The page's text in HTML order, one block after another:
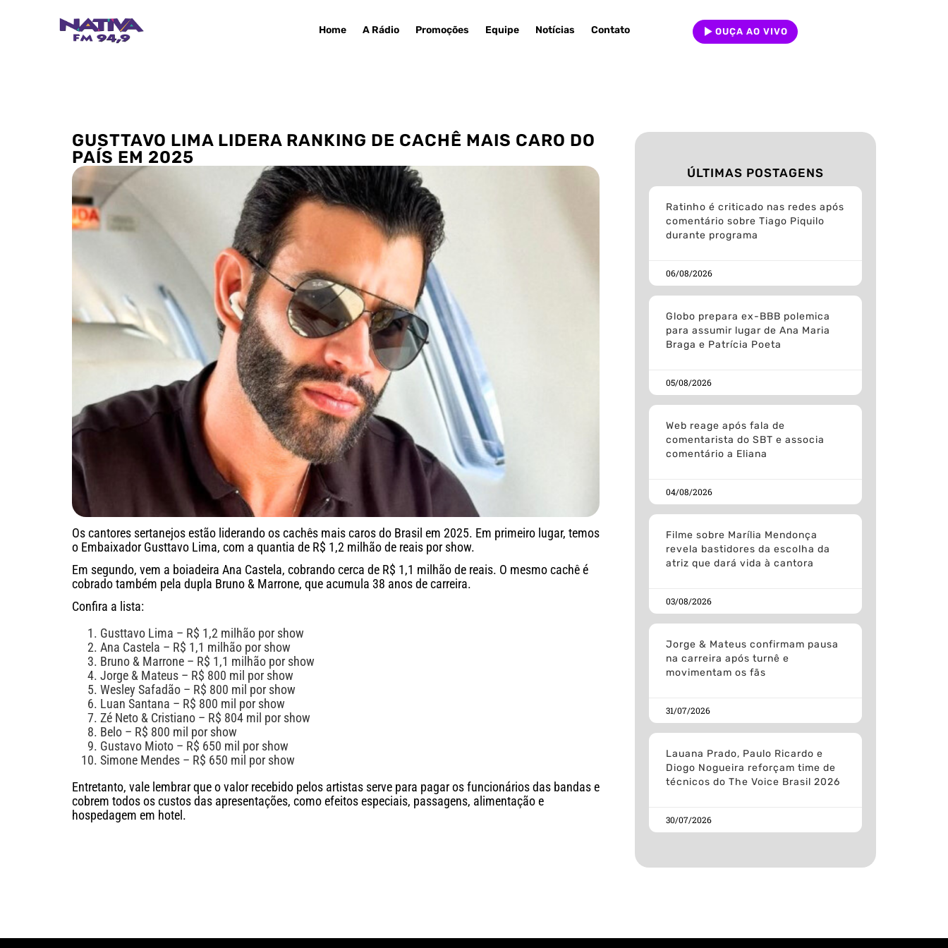
Home A Rádio Promoções Equipe Notícias Contato OUÇA AO VIVO
GUSTTAVO LIMA LIDERA RANKING DE CACHÊ MAIS CARO DO
PAÍS EM 2025
Os cantores sertanejos estão liderando os cachês mais caros do Brasil em 2025. Em primeiro lugar, temos
o Embaixador Gusttavo Lima, com a quantia de R$ 1,2 milhão de reais por show.
Em segundo, vem a boiadeira Ana Castela, cobrando cerca de R$ 1,1 milhão de reais. O mesmo cachê é
cobrado também pela dupla Bruno & Marrone, que acumula 38 anos de carreira.
Confira a lista:
Gusttavo Lima – R$ 1,2 milhão por show
Ana Castela – R$ 1,1 milhão por show
Bruno & Marrone – R$ 1,1 milhão por show
Jorge & Mateus – R$ 800 mil por show
Wesley Safadão – R$ 800 mil por show
Luan Santana – R$ 800 mil por show
Zé Neto & Cristiano – R$ 804 mil por show
Belo – R$ 800 mil por show
Gustavo Mioto – R$ 650 mil por show
Simone Mendes – R$ 650 mil por show
Entretanto, vale lembrar que o valor recebido pelos artistas serve para pagar os funcionários das bandas e
cobrem todos os custos das apresentações, como efeitos especiais, passagens, alimentação e
hospedagem em hotel.
ÚLTIMAS POSTAGENS
Ratinho é criticado nas redes após
comentário sobre Tiago Piquilo
durante programa
06/08/2026
Globo prepara ex-BBB polemica
para assumir lugar de Ana Maria
Braga e Patrícia Poeta
05/08/2026
Web reage após fala de
comentarista do SBT e associa
comentário a Eliana
04/08/2026
Filme sobre Marília Mendonça
revela bastidores da escolha da
atriz que dará vida à cantora
03/08/2026
Jorge & Mateus confirmam pausa
na carreira após turnê e
movimentam os fãs
31/07/2026
Lauana Prado, Paulo Ricardo e
Diogo Nogueira reforçam time de
técnicos do The Voice Brasil 2026
30/07/2026